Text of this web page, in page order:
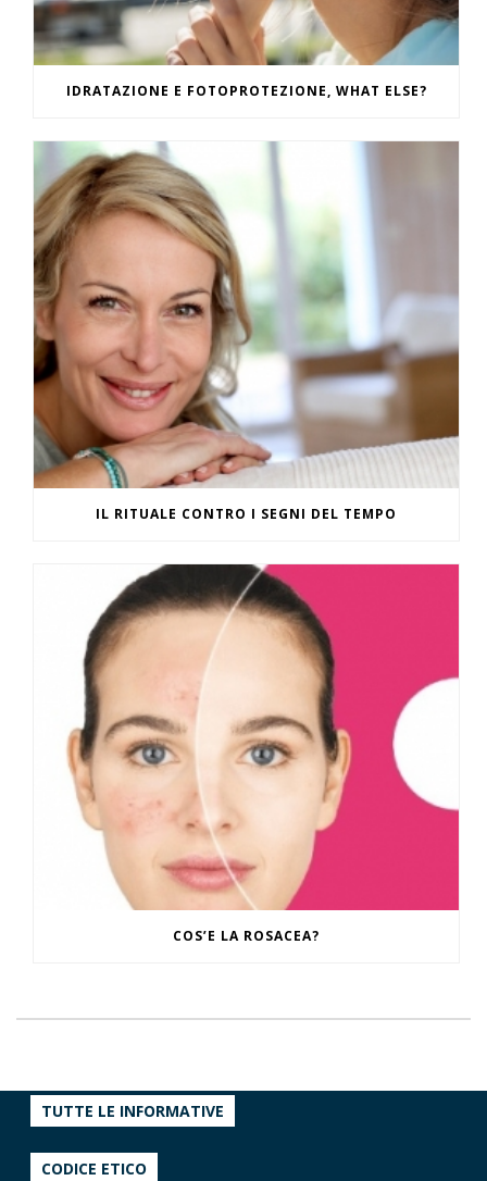
IDRATAZIONE E FOTOPROTEZIONE, WHAT ELSE?
IL RITUALE CONTRO I SEGNI DEL TEMPO
COS’E LA ROSACEA?
TUTTE LE INFORMATIVE
CODICE ETICO